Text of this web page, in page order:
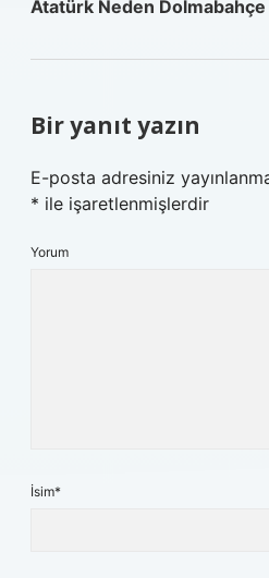
Atatürk Neden Dolmabahçe
Bir yanıt yazın
E-posta adresiniz
* ile işaretlenmişlerdir
Yorum
İsim*